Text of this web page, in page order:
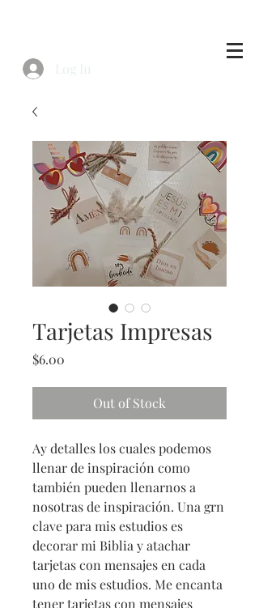
Log In
Tarjetas Impresas
$6.00
Out of Stock
Ay detalles los cuales podemos
llenar de inspiración como
también pueden llenarnos a
nosotras de inspiración. Una grn
clave para mis estudios es
decorar mi Biblia y atachar
tarjetas con mensajes en cada
uno de mis estudios. Me encanta
tener tarjetas con mensajes